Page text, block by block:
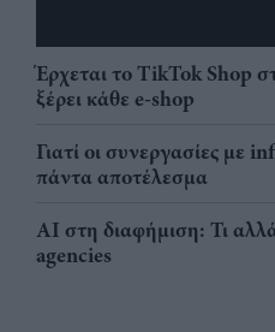
Έρχεται το TikTok Shop
ξέρει κάθε e-shop
Γιατί οι συνεργασίες με
πάντα αποτέλεσμα
AI στη διαφήμιση: Τι
agencies